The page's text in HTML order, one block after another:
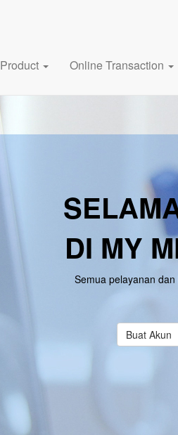
Product Online Transaction
DI MY
Semua pelayanan
Buat Akun